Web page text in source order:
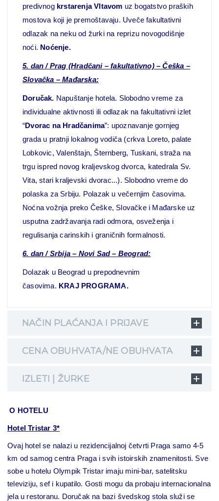
predivnog krstarenja Vltavom uz bogatstvo praških
mostova koji je premoštavaju. Uveče fakultativni
odlazak na neku od žurki na reprizu novogodišnje
noći. Noćenje.
5. dan/Prag (Hradčani – fakultativno) – Češka –
Slovačka – Mađarska:
Doručak. Napuštanje hotela. Slobodno vreme za
individualne aktivnosti ili odlazak na fakultativni izlet
“Dvorac na Hradčanima”: upoznavanje gornjeg
grada u pratnji lokalnog vodiča (crkva Loreto, palate
Lobkovic, Valenštajn, Šternberg, Tuskani, straža na
trgu ispred novog kraljevskog dvorca, katedrala Sv.
Vita, stari kraljevski dvorac...). Slobodno vreme do
polaska za Srbiju. Polazak u večernjim časovima.
Noćna vožnja preko Češke, Slovačke i Mađarske uz
usputna zadržavanja radi odmora, osveženja i
regulisanja carinskih i graničnih formalnosti.
6. dan/Srbija – Novi Sad – Beograd:
Dolazak u Beograd u prepodnevnim
časovima. KRAJ PROGRAMA.
NAČIN PLAĆANJA I PRIJAVE
CENA OBUHVATA/NE OBUHVATA
IZLETI | ŽURKE
O HOTELU
Hotel Tristar 3*
Ovaj hotel se nalazi u rezidencijalnoj četvrti Praga samo 4-5
km od samog centra Praga i svih istoirskih znamenitosti. Sve
sobe u hotelu Olympik Tristar imaju mini-bar, satelitsku
televiziju, sef i kupatilo. Gosti mogu da probaju internacionalna
jela u restoranu. Doručak na bazi švedskog stola služi se